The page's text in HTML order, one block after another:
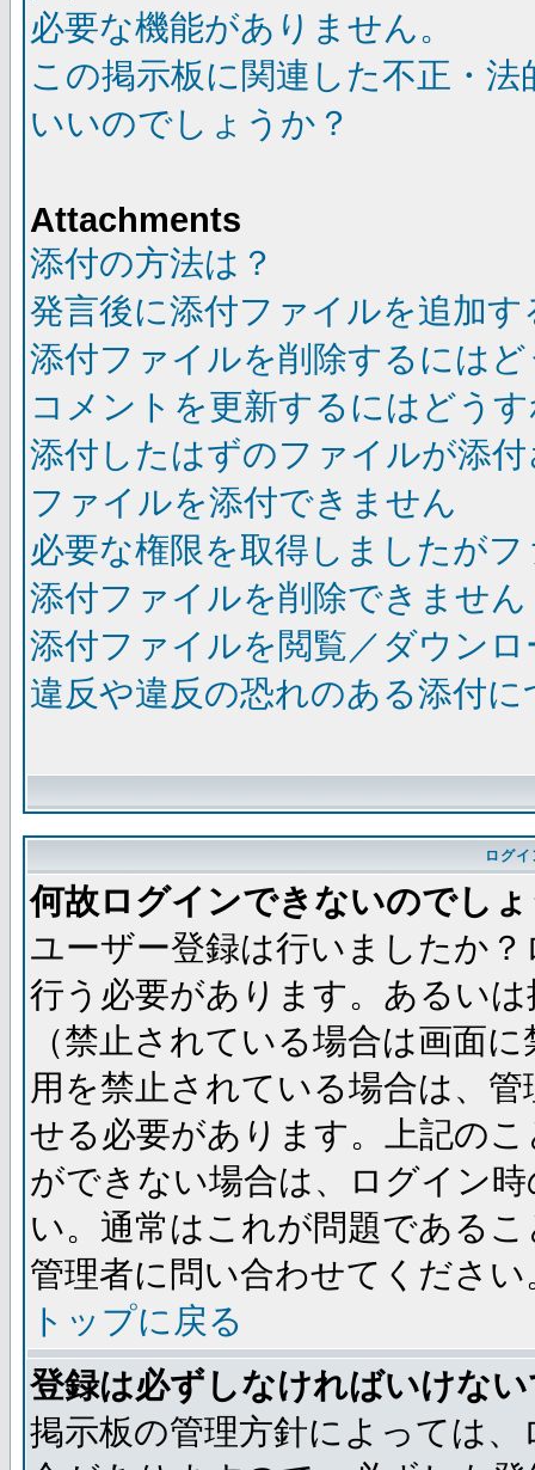
必要な機能がありません。
この掲示板に関連した不正・
いいのでしょうか？
Attachments
添付の方法は？
発言後に添付ファイルを追加
添付ファイルを削除するには
コメントを更新するにはどう
添付したはずのファイルが添
ファイルを添付できません
必要な権限を取得しましたが
添付ファイルを削除できません
添付ファイルを閲覧／ダウン
違反や違反の恐れのある添付
ログ
何故ログインできないのでし
ユーザー登録は行いましたか
行う必要があります。あるい
（禁止されている場合は画面
用を禁止されている場合は、
せる必要があります。上記の
ができない場合は、ログイン
い。通常はこれが問題である
管理者に問い合わせてください
トップに戻る
登録は必ずしなければいけな
掲示板の管理方針によっては